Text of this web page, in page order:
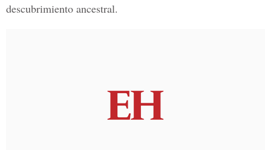
descubrimiento ancestral.